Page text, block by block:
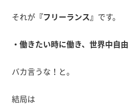
それが 『フリーランス』 です。
・働きたい時に働き、世界中自
バカ言うな！と。
結局は